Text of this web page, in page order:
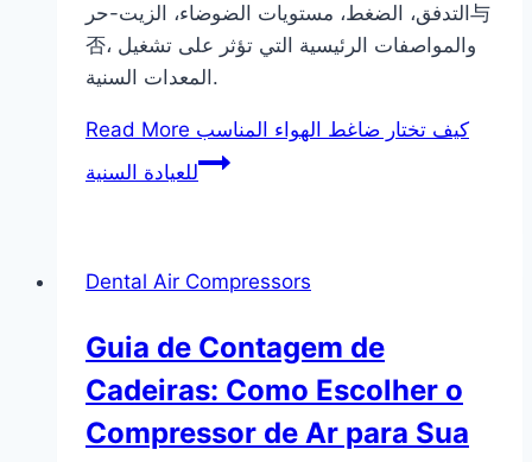
التدفق، الضغط، مستويات الضوضاء، الزيت-حر与
否، والمواصفات الرئيسية التي تؤثر على تشغيل
المعدات السنية.
Read More
للعيادة السنية
Dental Air Compressors
Guia de Contagem de
Cadeiras: Como Escolher o
Compressor de Ar para Sua